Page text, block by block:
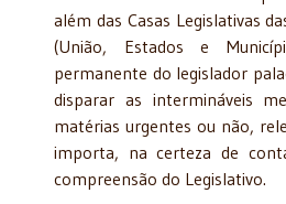
além das Casas Legislativas
(União, Estados e
permanente do legislador
disparar as intermináveis
matérias urgentes ou não,
importa, na certeza de
compreensão do Legislativo.